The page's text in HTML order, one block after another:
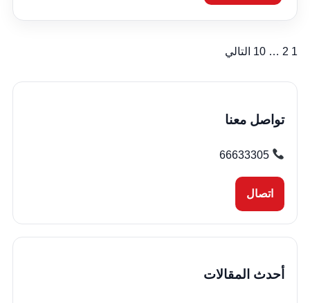
تعدد
صفحات
المقالات
1
2
…
10 التالي
تواصل معنا
66633305
اتصال
أحدث المقالات